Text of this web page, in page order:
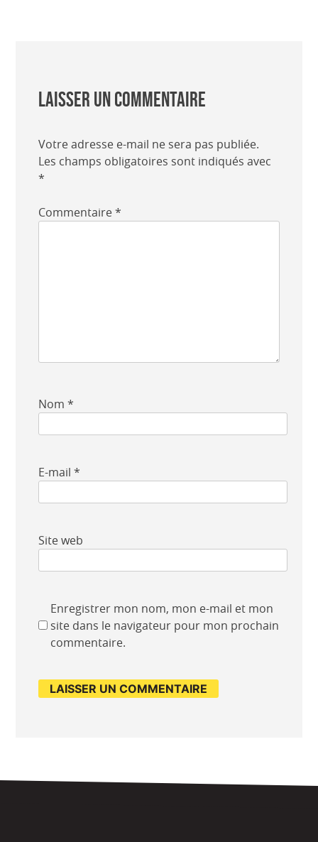
Laisser un commentaire
Votre adresse e-mail ne sera pas publiée.
Les champs obligatoires sont indiqués avec
*
Commentaire*
Nom*
E-mail*
Site web
Enregistrer mon nom, mon e-mail et mon
site dans le navigateur pour mon prochain
commentaire.